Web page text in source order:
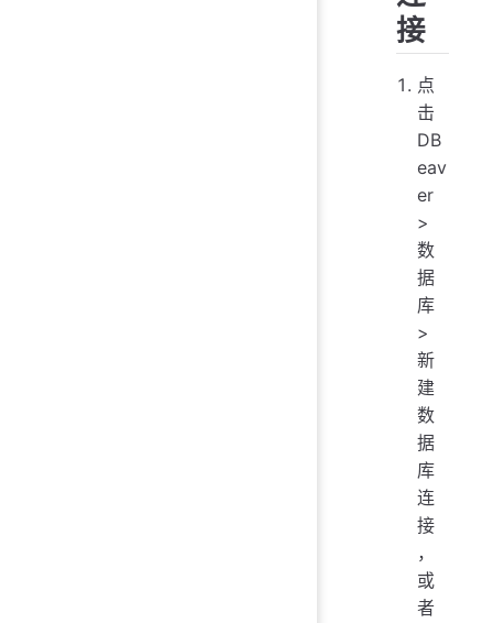
接
点
击
DB
eav
er
>
数
据
库
>
新
建
数
据
库
连
接
，
或
者